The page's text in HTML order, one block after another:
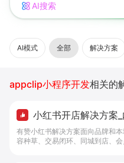
AI搜索
AI模式 全部 解决方案
appclip小程序开发相关的
小红书开店解决方案
化工具 - 做生意, 找
有赞小红书解决方案面向品牌和
容种草、交易闭环、同城到店、